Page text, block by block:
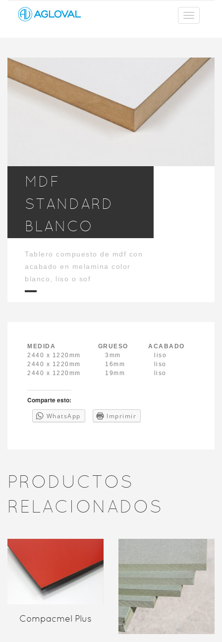
MDF
STANDARD
BLANCO
Tablero compuesto de mdf con
acabado en melamina color
blanco, liso o sof
MEDIDA GRUESO ACABADO
2440 x 1220mm 3mm liso
2440 x 1220mm 16mm liso
2440 x 1220mm 19mm liso
Comparte esto:
WhatsApp Imprimir
PRODUCTOS
RELACIONADOS
Compacmel Plus